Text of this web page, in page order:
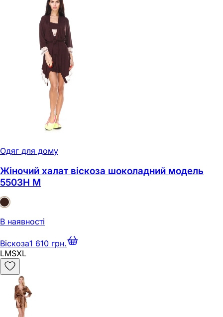
Одяг для дому
Жіночий халат віскоза шоколадний модель
5503H M
В наявності
Віскоза1 610 грн.
LMSXL